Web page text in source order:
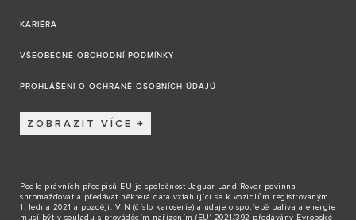
KARIÉRA
VŠEOBECNÉ OBCHODNÍ PODMÍNKY
PROHLÁŠENÍ O OCHRANĚ OSOBNÍCH ÚDAJÚ
ZOBRAZIT VÍCE
Podle právních předpisů EU je společnost Jaguar Land Rover povinna
shromažďovat a předávat některá data vztahující se k vozidlům registrovaným
1. ledna 2021 a později. VIN (číslo karoserie) a údaje o spotřebě paliva a energie
musí být v souladu s prováděcím nařízením (EU) 2021/392 předávány Evropské